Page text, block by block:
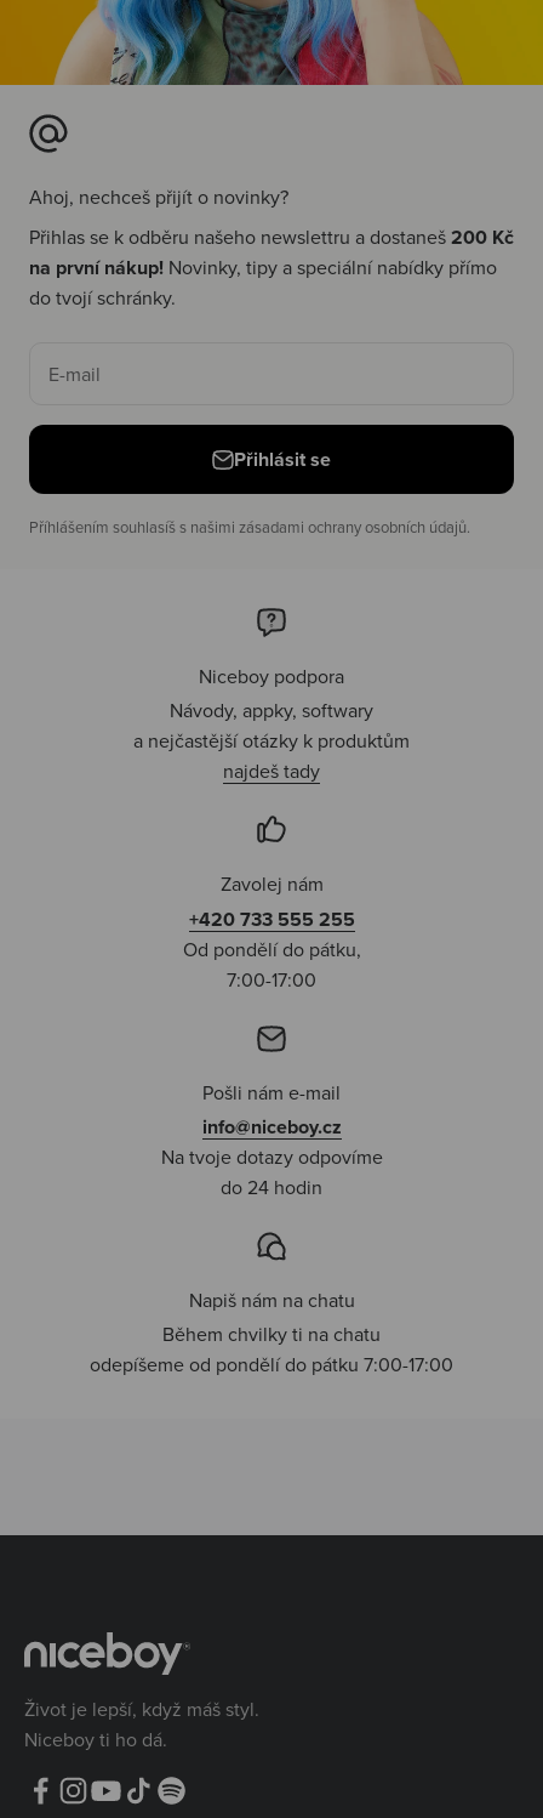
Ahoj, nechceš přijít o novinky?
Přihlas se k odběru našeho newslettru a dostaneš200 Kč
na první nákup! Novinky, tipy a speciální nabídky přímo
do tvojí schránky.
E-mail
Přihlásit se
Příhlášením souhlasíš s našimi zásadami ochrany osobních údajů.
Niceboy podpora
Návody, appky, softwary
a nejčastější otázky k produktům
najdeš tady
Zavolej nám
+420 733 555 255
Od pondělí do pátku,
7:00-17:00
Pošli nám e-mail
info@niceboy.cz
Na tvoje dotazy odpovíme
do 24 hodin
Napiš nám na chatu
Během chvilky ti na chatu
odepíšeme od pondělí do pátku 7:00-17:00
Život je lepší, když máš styl.
Niceboy ti ho dá.